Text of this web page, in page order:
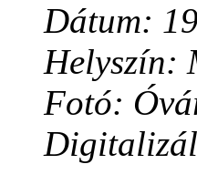
Dátum:
Helyszín:
Fotó: